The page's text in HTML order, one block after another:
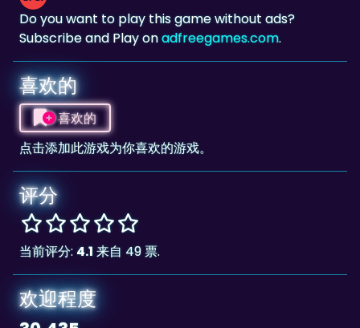
喜欢的
喜欢的
点击添加此游戏为你喜欢的游戏。
评分
当前评分: 4.1 来自 49 票.
欢迎程度
30.435
这个游戏被玩了 30.435 次.